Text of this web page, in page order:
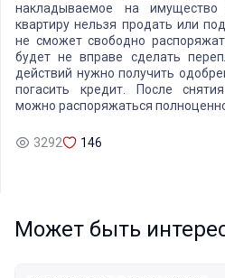
накладываемое на имущество
квартиру нельзя продать или
не сможет свободно
будет не вправе сделать
действий нужно получить
погасить кредит. После
можно распоряжаться
3292 146
Может быть